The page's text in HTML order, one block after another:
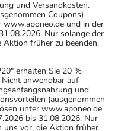
und Versandkosten.
Coupons)
und in der
Nur solange der
früher zu beenden.
erhalten Sie 20 %
anwendbar auf
und
(ausgenommen
unter www.aponeo.de
bis 31.08.2026. Nur
uns vor, die Aktion früher